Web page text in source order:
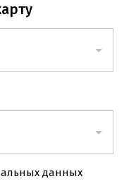
данных